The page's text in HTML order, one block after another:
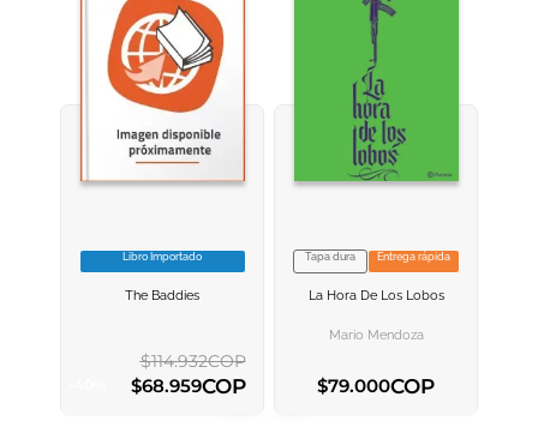
VER INFORMACION
Libro Importado
The Baddies
$114.932COP
$68.959COP
VER INFORMACION
Tapa dura Entrega rápida
La Hora De Los Lobos
Mario Mendoza
$79.000COP